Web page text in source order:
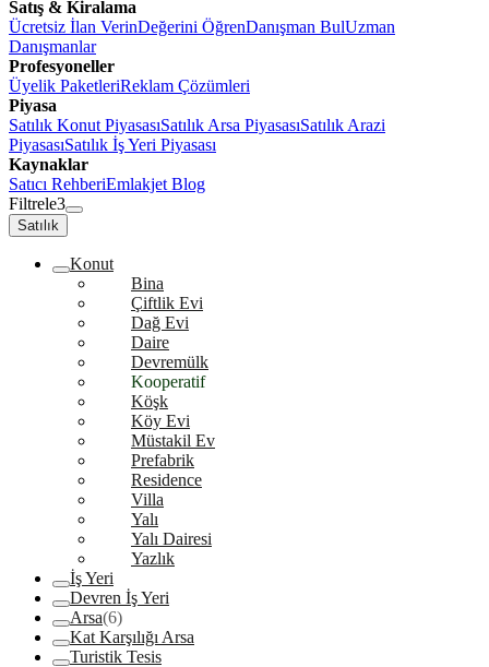
Satış & Kiralama
Ücretsiz İlan VerinDeğerini ÖğrenDanışman BulUzman
Danışmanlar
Profesyoneller
Üyelik PaketleriReklam Çözümleri
Piyasa
Satılık Konut PiyasasıSatılık Arsa PiyasasıSatılık Arazi
PiyasasıSatılık İş Yeri Piyasası
Kaynaklar
Satıcı RehberiEmlakjet Blog
Filtrele3
Satılık
Konut
Bina
Çiftlik Evi
Dağ Evi
Daire
Devremülk
Kooperatif
Köşk
Köy Evi
Müstakil Ev
Prefabrik
Residence
Villa
Yalı
Yalı Dairesi
Yazlık
İş Yeri
Devren İş Yeri
Arsa(6)
Kat Karşılığı Arsa
Turistik Tesis